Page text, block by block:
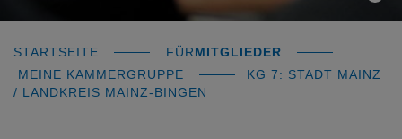
STARTSEITE FÜRMITGLIEDER
MEINE KAMMERGRUPPE
KG 7: STADT MAINZ
/ LANDKREIS MAINZ-BINGEN